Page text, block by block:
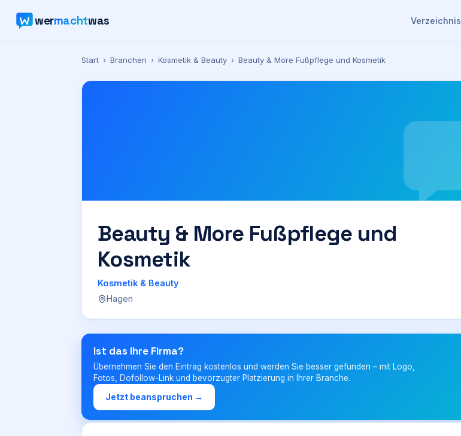
wermachtwas Verzeichnis
Start › Branchen › Kosmetik & Beauty › Beauty & More Fußpflege und Kosmetik
Beauty & More Fußpflege und
Kosmetik
Kosmetik & Beauty
Hagen
Ist das Ihre Firma?
Übernehmen Sie den Eintrag kostenlos und werden Sie besser gefunden – mit Logo,
Fotos, Dofollow-Link und bevorzugter Platzierung in Ihrer Branche.
Jetzt beanspruchen →